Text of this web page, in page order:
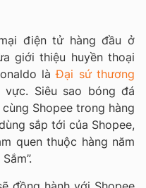
điện tử hàng đầu ở
giới thiệu huyền thoại
làĐại sứ thương
Siêu sao bóng đá
Shopee trong hàng
sắp tới của Shopee,
quen thuộc hàng năm